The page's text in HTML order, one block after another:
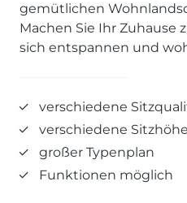
Spiegel
ALLES ANZEIGEN
PROSPEKTE & KATALOGE
Henders & Hazel Katalog
Henders & Hazel Prospekt
Beratungstermin
Auftragsstatus anfordern
Wunsch-Liefertermin
gemütlichen
Machen Sie Ihr Zuhause
sich entspannen und
verschiedene
verschiedene
großer Typenplan
Funktionen möglich